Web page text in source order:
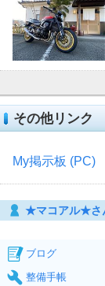
その他リンク
My掲示板 (PC)
★マコアル★さ
ブログ
整備手帳